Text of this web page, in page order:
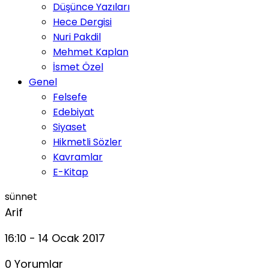
Düşünce Yazıları
Hece Dergisi
Nuri Pakdil
Mehmet Kaplan
İsmet Özel
Genel
Felsefe
Edebiyat
Siyaset
Hikmetli Sözler
Kavramlar
E-Kitap
sünnet
Arif
16:10 - 14 Ocak 2017
0 Yorumlar